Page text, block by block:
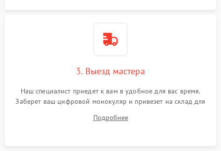
3. Выезд мастера
Наш специалист приедет к вам в удобное для вас время.
Заберет ваш цифровой монокуляр и привезет на склад для
Подробнее